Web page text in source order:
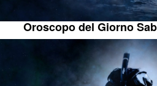
Oroscopo del Giorno